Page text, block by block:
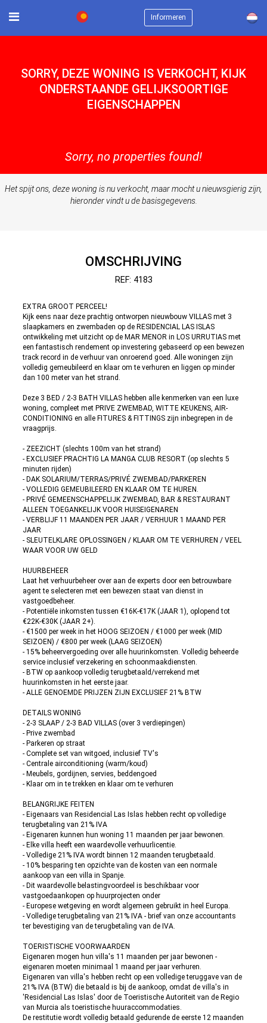
Informeren ×
SORRY, DEZE WONING IS VERKOCHT, KIJK
ONDERSTAANDE GELIJKSOORTIGE
EIGENSCHAPPEN
Sorry, no properties found!
Het spijt ons, deze woning is nu verkocht, maar mocht u nieuwsgierig zijn,
hieronder vindt u de basisgegevens.
OMSCHRIJVING
REF: 4183
EXTRA GROOT PERCEEL!
Kijk eens naar deze prachtig ontworpen nieuwbouw VILLAS met 3
slaapkamers en zwembaden op de RESIDENCIAL LAS ISLAS
ontwikkeling met uitzicht op de MAR MENOR in LOS URRUTIAS met
een fantastisch rendement op investering gebaseerd op een bewezen
track record in de verhuur van onroerend goed. Alle woningen zijn
volledig gemeubileerd en klaar om te verhuren en liggen op minder
dan 100 meter van het strand.
Deze 3 BED / 2-3 BATH VILLAS hebben alle kenmerken van een luxe
woning, compleet met PRIVE ZWEMBAD, WITTE KEUKENS, AIR-
CONDITIONING en alle FITURES & FITTINGS zijn inbegrepen in de
vraagprijs.
- ZEEZICHT (slechts 100m van het strand)
- EXCLUSIEF PRACHTIG LA MANGA CLUB RESORT (op slechts 5
minuten rijden)
- DAK SOLARIUM/TERRAS/PRIVÉ ZWEMBAD/PARKEREN
- VOLLEDIG GEMEUBILEERD EN KLAAR OM TE HUREN.
- PRIVÉ GEMEENSCHAPPELIJK ZWEMBAD, BAR & RESTAURANT
ALLEEN TOEGANKELIJK VOOR HUISEIGENAREN
- VERBLIJF 11 MAANDEN PER JAAR / VERHUUR 1 MAAND PER
JAAR
- SLEUTELKLARE OPLOSSINGEN / KLAAR OM TE VERHUREN / VEEL
WAAR VOOR UW GELD
HUURBEHEER
Laat het verhuurbeheer over aan de experts door een betrouwbare
agent te selecteren met een bewezen staat van dienst in
vastgoedbeheer.
- Potentiële inkomsten tussen €16K-€17K (JAAR 1), oplopend tot
€22K-€30K (JAAR 2+).
- €1500 per week in het HOOG SEIZOEN / €1000 per week (MID
SEIZOEN) / €800 per week (LAAG SEIZOEN)
- 15% beheervergoeding over alle huurinkomsten. Volledig beheerde
service inclusief verzekering en schoonmaakdiensten.
- BTW op aankoop volledig terugbetaald/verrekend met
huurinkomsten in het eerste jaar.
- ALLE GENOEMDE PRIJZEN ZIJN EXCLUSIEF 21% BTW
DETAILS WONING
- 2-3 SLAAP / 2-3 BAD VILLAS (over 3 verdiepingen)
- Prive zwembad
- Parkeren op straat
- Complete set van witgoed, inclusief TV's
- Centrale airconditioning (warm/koud)
- Meubels, gordijnen, servies, beddengoed
- Klaar om in te trekken en klaar om te verhuren
BELANGRIJKE FEITEN
- Eigenaars van Residencial Las Islas hebben recht op volledige
terugbetaling van 21% IVA
- Eigenaren kunnen hun woning 11 maanden per jaar bewonen.
- Elke villa heeft een waardevolle verhuurlicentie.
- Volledige 21% IVA wordt binnen 12 maanden terugbetaald.
- 10% besparing ten opzichte van de kosten van een normale
aankoop van een villa in Spanje.
- Dit waardevolle belastingvoordeel is beschikbaar voor
vastgoedaankopen op huurprojecten onder
- Europese wetgeving en wordt algemeen gebruikt in heel Europa.
- Volledige terugbetaling van 21% IVA - brief van onze accountants
ter bevestiging van de terugbetaling van de IVA.
TOERISTISCHE VOORWAARDEN
Eigenaren mogen hun villa's 11 maanden per jaar bewonen -
eigenaren moeten minimaal 1 maand per jaar verhuren.
Eigenaren van villa's hebben recht op een volledige teruggave van de
21% IVA (BTW) die betaald is bij de aankoop, omdat de villa's in
'Residencial Las Islas' door de Toeristische Autoriteit van de Regio
van Murcia als toeristische huuraccommodaties.
De restitutie wordt volledig betaald gedurende de eerste 12 maanden